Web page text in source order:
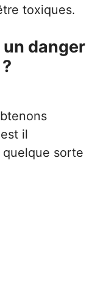
toxiques.
un danger
il
sorte